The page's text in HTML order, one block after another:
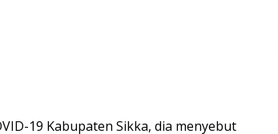
19 Kabupaten Sikka, dia menyebut